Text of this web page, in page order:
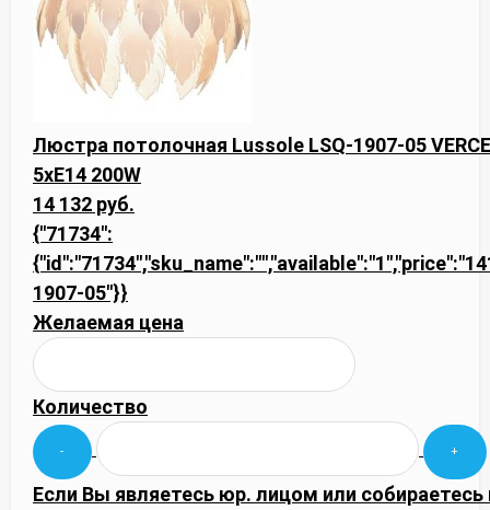
Люстра потолочная Lussole LSQ-1907-05
5xE14 200W
14 132 руб.
{"71734":
1907-05"}}
Желаемая цена
Количество
Если Вы являетесь юр. лицом или собираетесь